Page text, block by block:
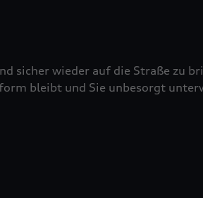
sicher wieder auf die Straße zu
bleibt und Sie unbesorgt